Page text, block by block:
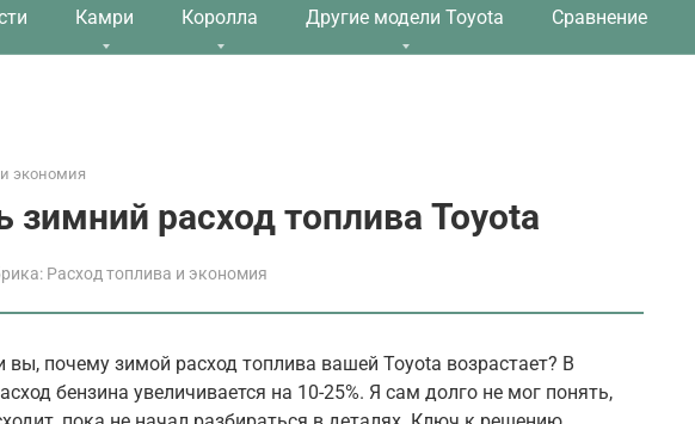
Камри Королла Другие модели Toyota Сравнение
экономия
зимний расход топлива Toyota
Расход топлива и экономия
почему зимой расход топлива вашей Toyota возрастает? В
бензина увеличивается на 10-25%. Я сам долго не мог понять,